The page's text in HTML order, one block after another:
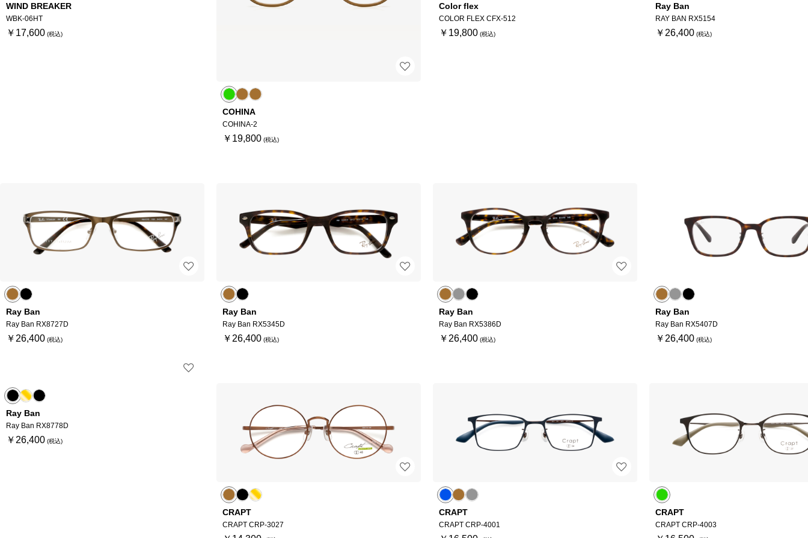
WIND BREAKER
WBK-06HT
￥17,600
COHINA
COHINA-2
￥19,800
Color flex
COLOR FLEX CFX-512
￥19,800
Ray Ban
RAY BAN RX5154
￥26,400
Ray Ban
Ray Ban RX8727D
￥26,400
Ray Ban
Ray Ban RX5345D
￥26,400
Ray Ban
Ray Ban RX5386D
￥26,400
Ray Ban
Ray Ban RX5407D
￥26,400
Ray Ban
Ray Ban RX8778D
￥26,400
CRAPT
CRAPT CRP-3027
CRAPT
CRAPT CRP-4001
CRAPT
CRAPT CRP-4003